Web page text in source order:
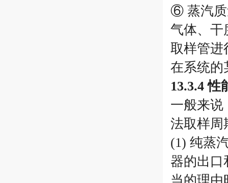
⑥ 蒸汽质
气体、干
取样管进
在系统的
13.3.4 性
一般来说
法取样周
(1) 纯蒸
器的出口